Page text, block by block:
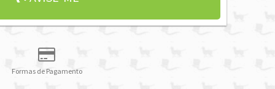
Formas de Pagamento